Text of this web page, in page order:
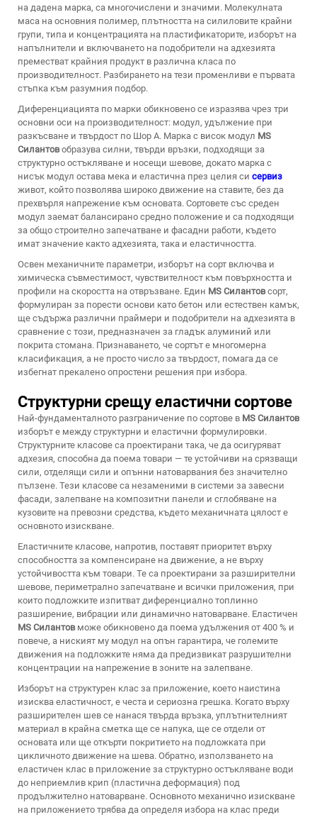
на дадена марка, са многочислени и значими. Молекулната
маса на основния полимер, плътността на силиловите крайни
групи, типа и концентрацията на пластификаторите, изборът на
напълнители и включването на подобрители на адхезията
преместват крайния продукт в различна класа по
производителност. Разбирането на тези променливи е първата
стъпка към разумния подбор.
Диференциацията по марки обикновено се изразява чрез три
основни оси на производителност: модул, удължение при
разкъсване и твърдост по Шор А. Марка с висок модул MS
Силантовобразува силни, твърди връзки, подходящи за
структурно остъкляване и носещи шевове, докато марка с
нисък модул остава мека и еластична през целия си сервиз
живот, който позволява широко движение на ставите, без да
прехвърля напрежение към основата. Сортовете със среден
модул заемат балансирано средно положение и са подходящи
за общо строително запечатване и фасадни работи, където
имат значение както адхезията, така и еластичността.
Освен механичните параметри, изборът на сорт включва и
химическа съвместимост, чувствителност към повърхността и
профили на скоростта на отвръзване. Един MS Силантовсорт,
формулиран за порести основи като бетон или естествен камък,
ще съдържа различни праймери и подобрители на адхезията в
сравнение с този, предназначен за гладък алуминий или
покрита стомана. Признаването, че сортът е многомерна
класификация, а не просто число за твърдост, помага да се
избегнат прекалено опростени решения при избора.
Структурни срещу еластични сортове
Най-фундаменталното разграничение по сортове в MS Силантов
изборът е между структурни и еластични формулировки.
Структурните класове са проектирани така, че да осигуряват
адхезия, способна да поема товари — те устойчиви на срязващи
сили, отделящи сили и опънни натоварвания без значително
пълзене. Тези класове са незаменими в системи за завесни
фасади, залепване на композитни панели и сглобяване на
кузовите на превозни средства, където механичната цялост е
основното изискване.
Еластичните класове, напротив, поставят приоритет върху
способността за компенсиране на движение, а не върху
устойчивостта към товари. Те са проектирани за разширителни
шевове, периметрално запечатване и всички приложения, при
които подложките изпитват диференциално топлинно
разширение, вибрации или динамично натоварване. Еластичен
MS Силантов може обикновено да поема удължения от 400 % и
повече, а ниският му модул на опън гарантира, че големите
движения на подложките няма да предизвикат разрушителни
концентрации на напрежение в зоните на залепване.
Изборът на структурен клас за приложение, което наистина
изисква еластичност, е честа и сериозна грешка. Когато върху
разширителен шев се нанася твърда връзка, уплътнителният
материал в крайна сметка ще се напука, ще се отдели от
основата или ще откърти покритието на подложката при
цикличното движение на шева. Обратно, използването на
еластичен клас в приложение за структурно остъкляване води
до неприемлив крип (пластична деформация) под
продължително натоварване. Основното механично изискване
на приложението трябва да определя избора на клас преди